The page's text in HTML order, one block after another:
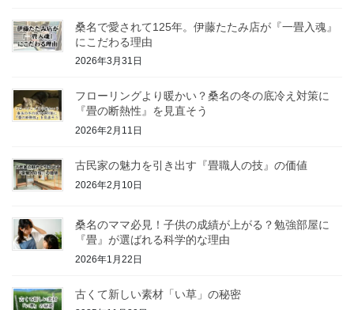
桑名で愛されて125年。伊藤たたみ店が『一畳入魂』
にこだわる理由
2026年3月31日
フローリングより暖かい？桑名の冬の底冷え対策に
『畳の断熱性』を見直そう
2026年2月11日
古民家の魅力を引き出す『畳職人の技』の価値
2026年2月10日
桑名のママ必見！子供の成績が上がる？勉強部屋に
『畳』が選ばれる科学的な理由
2026年1月22日
古くて新しい素材「い草」の秘密